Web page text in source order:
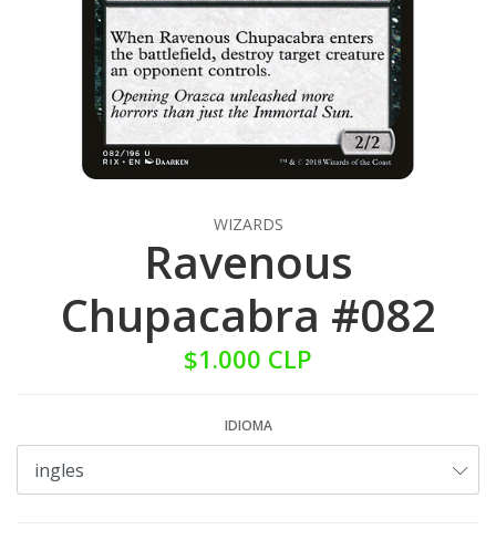
WIZARDS
Ravenous
Chupacabra #082
$1.000 CLP
IDIOMA